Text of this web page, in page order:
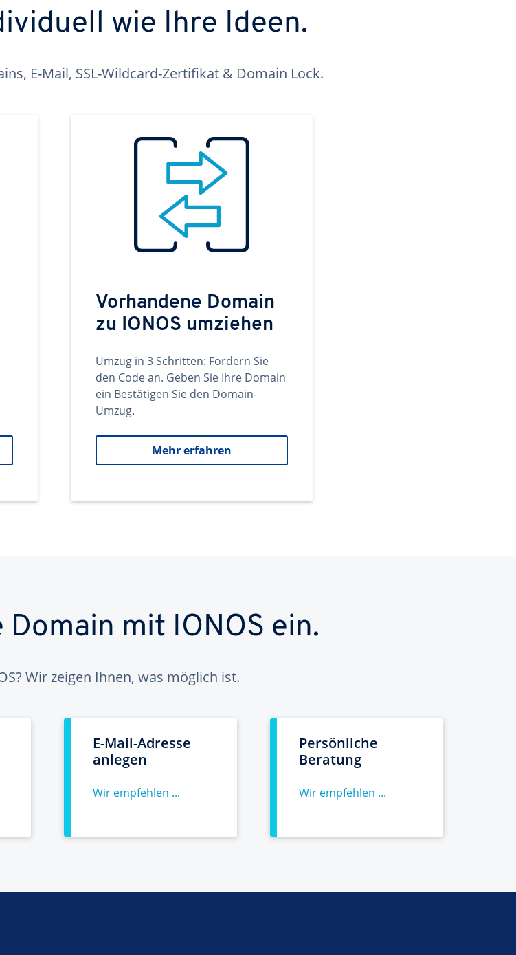
wie Ihre Ideen.
E-Mail, SSL-Wildcard-Zertifikat & Domain Lock.
Vorhandene Domain
zu IONOS umziehen
Umzug in 3 Schritten: Fordern Sie
den Code an. Geben Sie Ihre Domain
ein Bestätigen Sie den Domain-
Umzug.
Mehr erfahren
mit IONOS ein.
Wir zeigen Ihnen, was möglich ist.
E-Mail-Adresse
anlegen
Wir empfehlen ...
Persönliche
Beratung
Wir empfehlen ...